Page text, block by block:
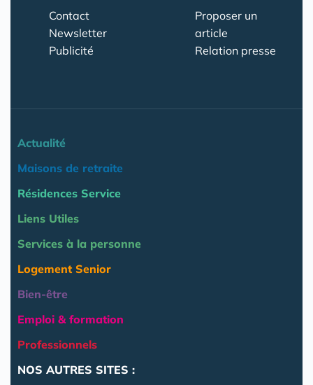
Contact
Newsletter
Publicité
Proposer un
article
Relation presse
Actualité
Maisons de retraite
Résidences Service
Liens Utiles
Services à la personne
Logement Senior
Bien-être
Emploi & formation
Professionnels
NOS AUTRES SITES :